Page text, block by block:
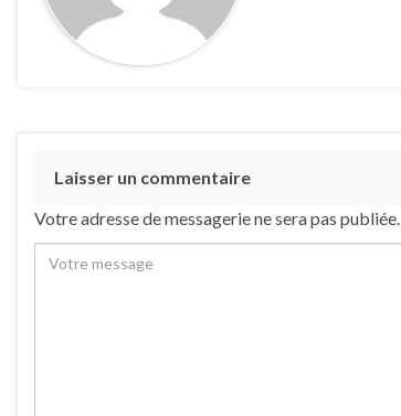
Laisser un commentaire
Votre adresse de messagerie ne sera pas publiée.